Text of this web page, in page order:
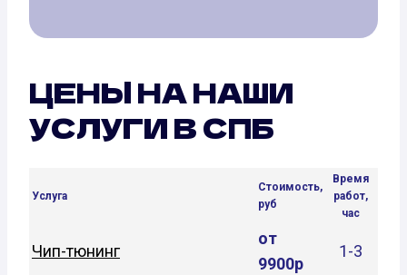
ЦЕНЫ НА НАШИ
УСЛУГИ В СПБ
Услуга
Стоимость,
руб
Время
работ,
час
Чип-тюнинг
от
9900р
1-3